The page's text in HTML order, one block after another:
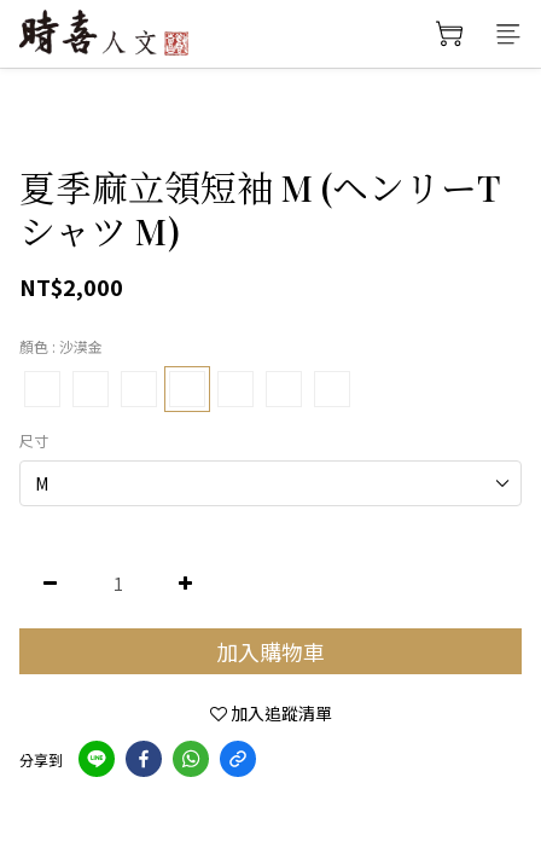
夏季麻立領短袖 M (ヘンリーT
シャツ M)
NT$2,000
顏色 : 沙漠金
尺寸
加入購物車
加入追蹤清單
分享到